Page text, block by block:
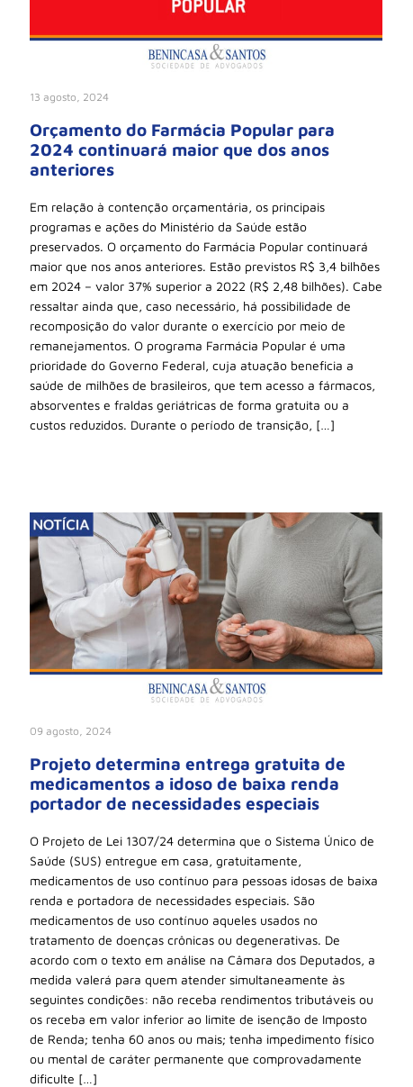
13 agosto, 2024
Orçamento do Farmácia Popular para
2024 continuará maior que dos anos
anteriores
Em relação à contenção orçamentária, os principais
programas e ações do Ministério da Saúde estão
preservados. O orçamento do Farmácia Popular continuará
maior que nos anos anteriores. Estão previstos R$ 3,4 bilhões
em 2024 – valor 37% superior a 2022 (R$ 2,48 bilhões). Cabe
ressaltar ainda que, caso necessário, há possibilidade de
recomposição do valor durante o exercício por meio de
remanejamentos. O programa Farmácia Popular é uma
prioridade do Governo Federal, cuja atuação beneficia a
saúde de milhões de brasileiros, que tem acesso a fármacos,
absorventes e fraldas geriátricas de forma gratuita ou a
custos reduzidos. Durante o período de transição, […]
09 agosto, 2024
Projeto determina entrega gratuita de
medicamentos a idoso de baixa renda
portador de necessidades especiais
O Projeto de Lei 1307/24 determina que o Sistema Único de
Saúde (SUS) entregue em casa, gratuitamente,
medicamentos de uso contínuo para pessoas idosas de baixa
renda e portadora de necessidades especiais. São
medicamentos de uso contínuo aqueles usados no
tratamento de doenças crônicas ou degenerativas. De
acordo com o texto em análise na Câmara dos Deputados, a
medida valerá para quem atender simultaneamente às
seguintes condições: não receba rendimentos tributáveis ou
os receba em valor inferior ao limite de isenção de Imposto
de Renda; tenha 60 anos ou mais; tenha impedimento físico
ou mental de caráter permanente que comprovadamente
dificulte […]